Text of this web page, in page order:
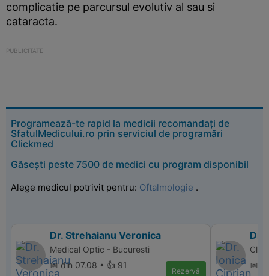
complicatie pe parcursul evolutiv al sau si
cataracta.
Programează-te rapid la medicii recomandați de
SfatulMedicului.ro prin serviciul de programări
Clickmed
Găsești peste 7500 de medici cu program disponibil
Alege medicul potrivit pentru: Oftalmologie .
Dr. Strehaianu Veronica
Medical Optic - Bucuresti
📅 din 07.08 • 👍 91
Rezervă
Dr.
📅